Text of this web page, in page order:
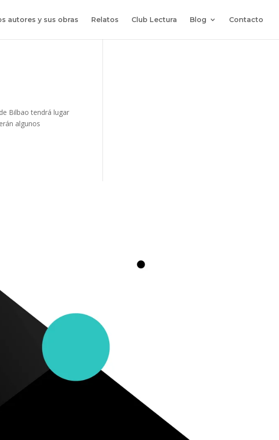
autores y sus obras Relatos Club Lectura Blog Contacto
Bilbao tendrá lugar
algunos